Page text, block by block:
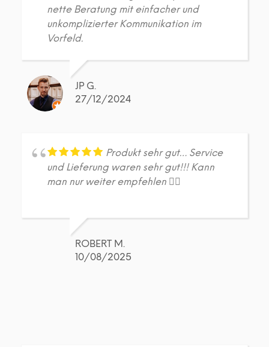
nette Beratung mit einfacher und
unkomplizierter Kommunikation im
Vorfeld.
JP G.
27/12/2024
Produkt sehr gut… Service
und Lieferung waren sehr gut!!! Kann
man nur weiter empfehlen 👍🏼
ROBERT M.
10/08/2025